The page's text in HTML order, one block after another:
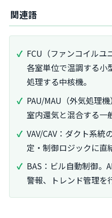
関連語
FCU（ファンコイルユ
各室単位で温調する小
処理する中核機。
PAU/MAU（外気処理
室内還気と混合する一
VAV/CAV：ダクト系統
定・制御ロジックに直
BAS：ビル自動制御。
警報、トレンド管理を